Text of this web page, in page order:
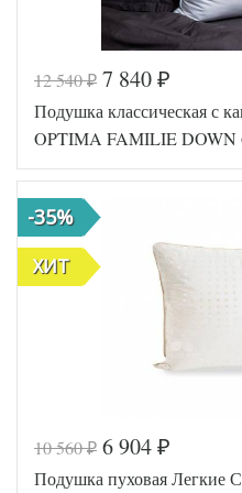
Код товара
Артикул
GG-108120
Плотность
Средняя
подушки
68х68
Наполнитель
Ткань
пуходержащий
Производитель
German Grass
(Австрия)
Код товара
Артикул
GG-FDN-0242
12 540₽ 7 840 ₽
Подушка классическая с
OPTIMA FAMILIE DOWN
-35%
ХИТ
10 560₽ 6 904 ₽
Подушка пуховая